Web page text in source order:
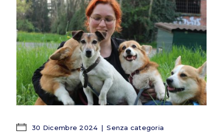
30 Dicembre 2024 Senza categoria